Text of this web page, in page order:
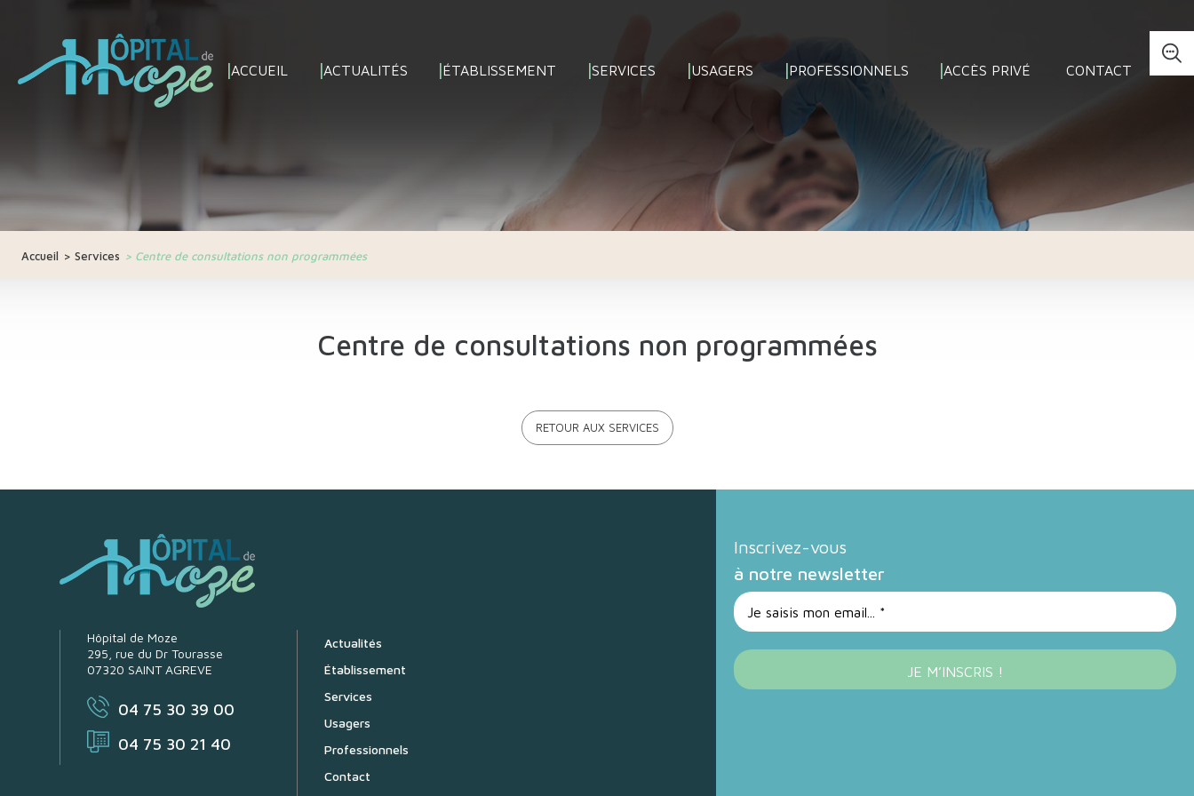
ACCUEIL ACTUALITÉS ÉTABLISSEMENT SERVICES USAGERS PROFESSIONNELS ACCÈS PRIVÉ CONTACT
Accueil > Services > Centre de consultations non programmées
Centre de consultations non programmées
RETOUR AUX SERVICES
Hôpital de Moze
295, rue du Dr Tourasse
07320 SAINT AGREVE
04 75 30 39 00
04 75 30 21 40
Actualités
Établissement
Services
Usagers
Professionnels
Contact
Inscrivez-vous
à notre newsletter